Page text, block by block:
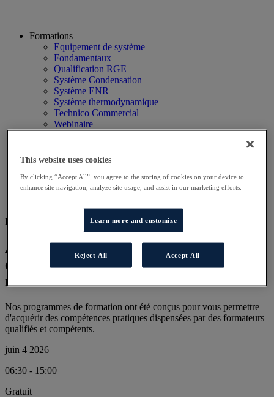
Formations
Equipement de système
Fondamentaux
Qualification RGE
Système Condensation
Système ENR
Système thermodynamique
Technico Commercial
Webinaire
Planning
Autres sites
Particulier
DD ENR AT
Approfondissement technique des
équipements utilisant les énergies
renouvelables
Nos programmes de formation ont été conçus pour vous permettre
d'acquérir des compétences pratiques dispensées par des formateurs
qualifiés et compétents.
juin 4 2026
06:30 - 15:00
Gratuit
This website uses cookies
By clicking “Accept All”, you agree to the storing of cookies on your device to
enhance site navigation, analyze site usage, and assist in our marketing efforts.
Learn more and customize
Reject All Accept All